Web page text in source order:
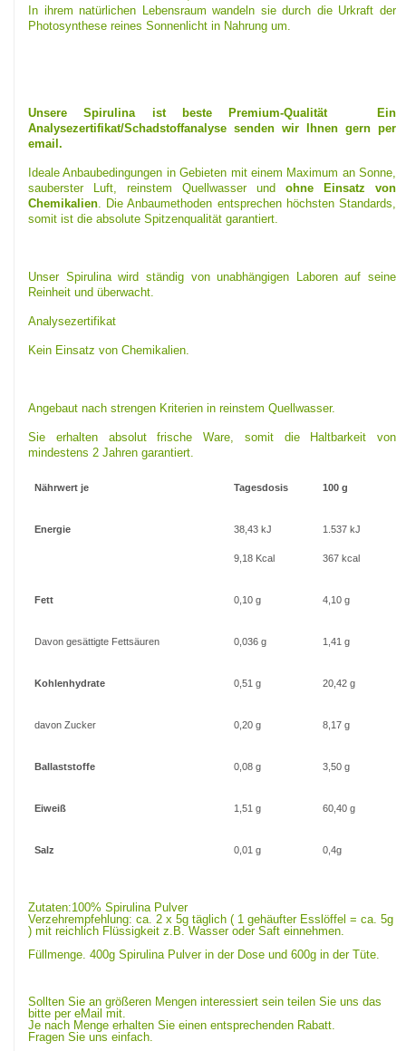
In ihrem natürlichen Lebensraum wandeln sie durch die Urkraft der
Photosynthese reines Sonnenlicht in Nahrung um.
Unsere Spirulina ist beste Premium-Qualität Ein
Analysezertifikat/Schadstoffanalyse senden wir Ihnen gern per
email.
Ideale Anbaubedingungen in Gebieten mit einem Maximum an Sonne,
sauberster Luft, reinstem Quellwasser und ohne Einsatz von
Chemikalien. Die Anbaumethoden entsprechen höchsten Standards,
somit ist die absolute Spitzenqualität garantiert.
Unser Spirulina wird ständig von unabhängigen Laboren auf seine
Reinheit und überwacht.
Analysezertifikat
Kein Einsatz von Chemikalien.
Angebaut nach strengen Kriterien in reinstem Quellwasser.
Sie erhalten absolut frische Ware, somit die Haltbarkeit von
mindestens 2 Jahren garantiert.
Nährwert je Tagesdosis 100 g
Energie 38,43 kJ
9,18 Kcal
1.537 kJ
367 kcal
Fett 0,10 g 4,10 g
Davon gesättigte Fettsäuren 0,036 g 1,41 g
Kohlenhydrate 0,51 g 20,42 g
davon Zucker 0,20 g 8,17 g
Ballaststoffe 0,08 g 3,50 g
Eiweiß 1,51 g 60,40 g
Salz 0,01 g 0,4g
Zutaten:100% Spirulina Pulver
Verzehrempfehlung: ca. 2 x 5g täglich ( 1 gehäufter Esslöffel = ca. 5g
) mit reichlich Flüssigkeit z.B. Wasser oder Saft einnehmen.
Füllmenge. 400g Spirulina Pulver in der Dose und 600g in der Tüte.
Sollten Sie an größeren Mengen interessiert sein teilen Sie uns das
bitte per eMail mit.
Je nach Menge erhalten Sie einen entsprechenden Rabatt.
Fragen Sie uns einfach.